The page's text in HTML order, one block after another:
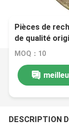
Pièces de
de qualité
chargeuse à
MOQ：10
DESCRIPTION